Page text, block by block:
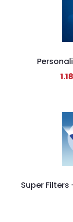
Super